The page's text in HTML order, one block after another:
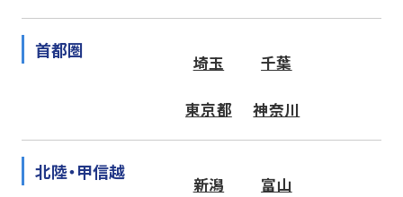
首都圏
埼玉 千葉
東京都 神奈川
北陸・甲信越
新潟 富山